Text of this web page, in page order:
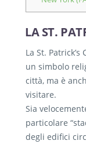
LA ST.
La St.
un simbolo
città, ma è
visitare.
Sia
particolare
degli edifici